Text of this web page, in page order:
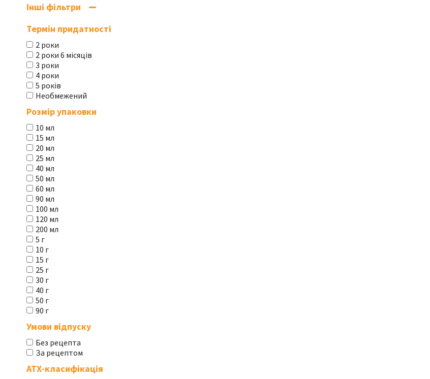
Інші фільтри
Термін придатності
2 роки
2 роки 6 місяців
3 роки
4 роки
5 років
Необмежений
Розмір упаковки
10 мл
15 мл
20 мл
25 мл
40 мл
50 мл
60 мл
90 мл
100 мл
120 мл
200 мл
5 г
10 г
15 г
25 г
30 г
40 г
50 г
90 г
Умови відпуску
Без рецепта
За рецептом
АТХ-класифікація